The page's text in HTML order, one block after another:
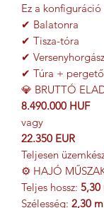
Ez a
✔ Balatonra
✔ Tisza-tóra
✔
✔ Túra +
💎 BRUTTÓ
8.490.000 HUF
vagy
22.350 EUR
Teljesen
⚙ HAJÓ
Teljes hossz: 5,30
Szélesség: 2,30 m